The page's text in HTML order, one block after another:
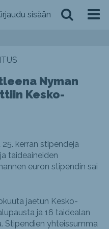
sisään
Nyman
Kesko-
kerran stipendejä
taideaineiden
euron stipendin sai
jaetun Kesko-
ja 16 taidealan
Stipendien yhteissumma